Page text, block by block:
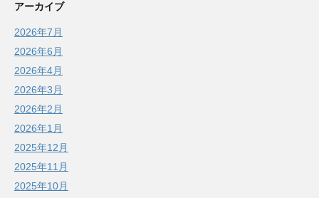
アーカイブ
2026年7月
2026年6月
2026年4月
2026年3月
2026年2月
2026年1月
2025年12月
2025年11月
2025年10月